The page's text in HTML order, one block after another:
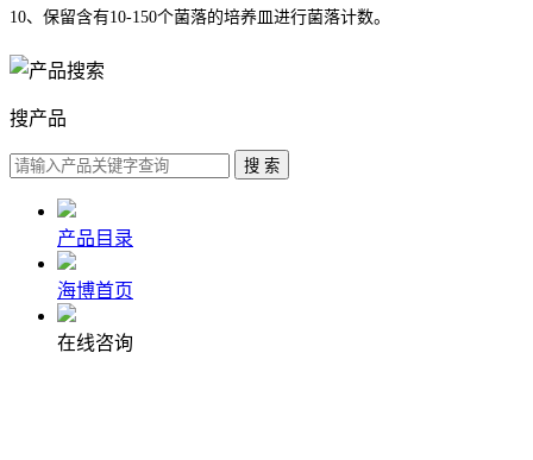
10、保留含有10-150个菌落的培养皿进行菌落计数。
搜产品
产品目录
海博首页
在线咨询